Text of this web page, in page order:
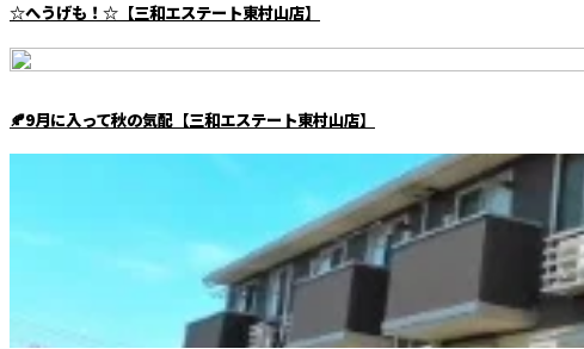
☆へうげも！☆【三和エステート東村山店】
🍂9月に入って秋の気配【三和エステート東村山店】